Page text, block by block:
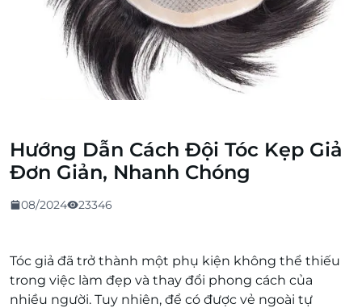
Hướng Dẫn Cách Đội Tóc Kẹp Giả
Đơn Giản, Nhanh Chóng
08/2024 23346
Tóc giả đã trở thành một phụ kiện không thể thiếu
trong việc làm đẹp và thay đổi phong cách của
nhiều người. Tuy nhiên, để có được vẻ ngoài tự